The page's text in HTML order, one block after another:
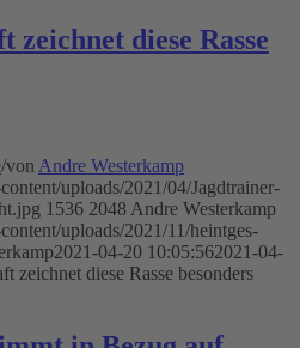
zeichnet diese Rasse
/von Andre Westerkamp
uploads/2021/04/Jagdtrainer-
1536 2048 Andre Westerkamp
uploads/2021/11/heintges-
2021-04-20 10:05:562021-04-
zeichnet diese Rasse besonders